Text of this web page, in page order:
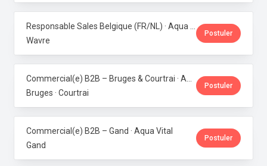
Wavre
Postuler
Bruges · Courtrai
Postuler
Commercial(e) B2B – Gand · Aqua Vital
Gand
Postuler